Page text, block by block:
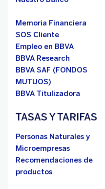
Memoria Financiera
SOS Cliente
Empleo en BBVA
BBVA Research
BBVA SAF (FONDOS
MUTUOS)
BBVA Titulizadora
TASAS Y TARIFAS
Personas Naturales y
Microempresas
Recomendaciones de
productos